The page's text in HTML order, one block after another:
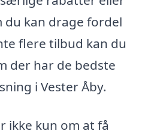
du kan drage fordel
flere tilbud kan du
der har de bedste
i Vester Åby.
ikke kun om at få